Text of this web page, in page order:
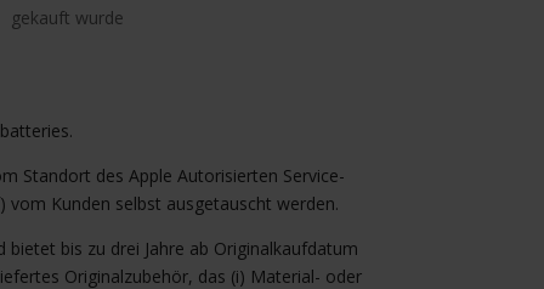
gekauft wurde
Standort des Apple Autorisierten Service-
Kunden selbst ausgetauscht werden.
bis zu drei Jahre ab Originalkaufdatum
Originalzubehör, das (i) Material- oder